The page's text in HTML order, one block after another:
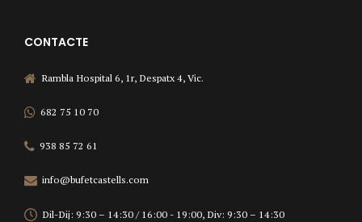
CONTACTE
Rambla Hospital 6, 1r, Despatx 4, Vic.
682 75 10 70
938 85 72 61
info@bufetcastells.com
Dil-Dij: 9:30 – 14:30 / 16:00 - 19:00, Div: 9:30 – 14:30